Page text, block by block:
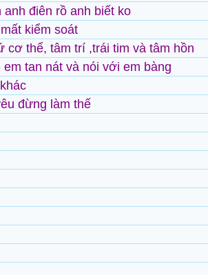
điên rồ anh biết ko
kiểm soát
cơ thể, tâm trí ,trái tim và tâm hồn
tan nát và nói với em bàng
đừng làm thế